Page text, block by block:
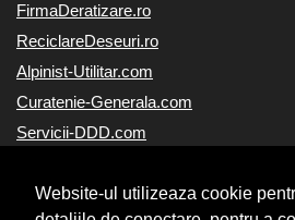
Website-ul utilizeaza cookie
FirmaDeratizare.ro
ReciclareDeseuri.ro
Alpinist-Utilitar.com
Curatenie-Generala.com
Servicii-DDD.com